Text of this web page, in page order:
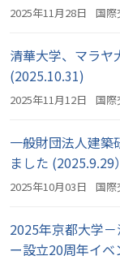
2025年11月28日 国際
清華大学、マラヤ
(2025.10.31)
2025年11月12日 国際
一般財団法人建築
ました (2025.9.29）
2025年10月03日 国際
2025年京都大学
ー設立20周年イベ